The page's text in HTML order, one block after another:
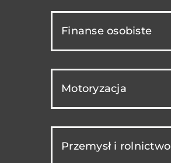
Finanse osobiste
Motoryzacja
Przemysł i rolnictwo